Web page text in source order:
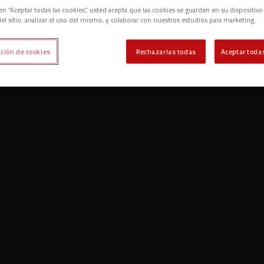
“Aceptar todas las cookies”, usted acepta que las cookies se guarden en su
sitio, analizar el uso del mismo, y colaborar con nuestros estudios para marketing.
Rechazarlas todas Aceptar
de cookies